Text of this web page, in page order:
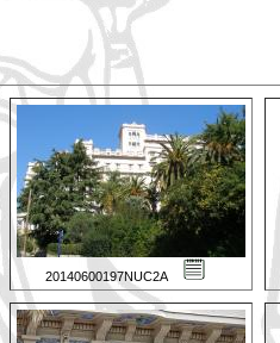
20140600197NUC2A